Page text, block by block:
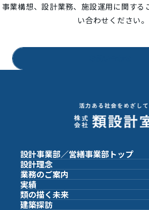
事業構想、設計業務、施設運用に関する
い合わせください。
設計事業部／営繕事業部 トップ
設計理念
業務のご案内
実績
類の描く未来
建築探訪